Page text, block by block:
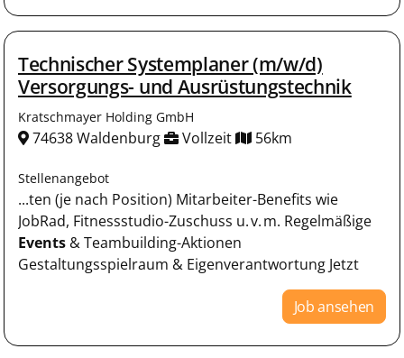
Technischer Systemplaner (m/w/d)
Versorgungs- und Ausrüstungstechnik
Kratschmayer Holding GmbH
74638 Waldenburg Vollzeit 56km
Stellenangebot
...ten (je nach Position) Mitarbeiter-Benefits wie
JobRad, Fitnessstudio-Zuschuss u. v. m. Regelmäßige
Events & Teambuilding-Aktionen
Gestaltungsspielraum & Eigenverantwortung Jetzt
Job ansehen